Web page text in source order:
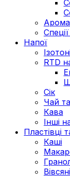
Напої
RTD
Сік
Чай
Кава
Інші
Пластівці
Каші